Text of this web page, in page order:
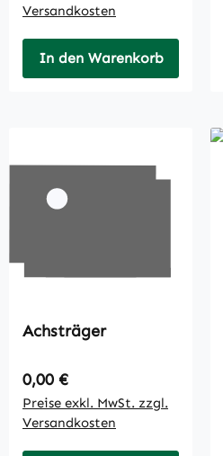
Versandkosten
In den Warenkorb
Achsträger
Regulärer Preis:
0,00 €
Preise exkl. MwSt. zzgl.
Versandkosten